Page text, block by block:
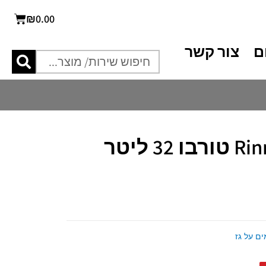
צור קשר
₪0.00
על גז